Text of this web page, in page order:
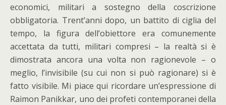
economici, militari a sostegno della coscrizione
obbligatoria. Trent’anni dopo, un battito di ciglia del
tempo, la figura dell’obiettore era comunemente
accettata da tutti, militari compresi – la realtà si è
dimostrata ancora una volta non ragionevole – o
meglio, l’invisibile (su cui non si può ragionare) si è
fatto visibile. Mi piace qui ricordare un’espressione di
Raimon Panikkar, uno dei profeti contemporanei della